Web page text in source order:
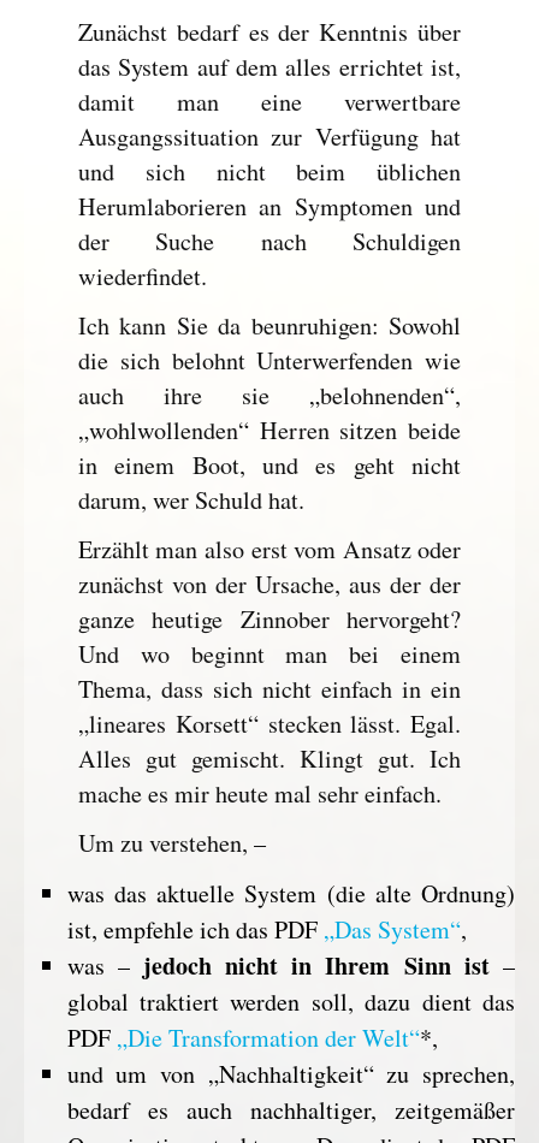
Zunächst bedarf es der Kenntnis über
das System auf dem alles errichtet ist,
damit man eine verwertbare
Ausgangssituation zur Verfügung hat
und sich nicht beim üblichen
Herumlaborieren an Symptomen und
der Suche nach Schuldigen
wiederfindet.
Ich kann Sie da beunruhigen: Sowohl
die sich belohnt Unterwerfenden wie
auch ihre sie „belohnenden“,
„wohlwollenden“ Herren sitzen beide
in einem Boot, und es geht nicht
darum, wer Schuld hat.
Erzählt man also erst vom Ansatz oder
zunächst von der Ursache, aus der der
ganze heutige Zinnober hervorgeht?
Und wo beginnt man bei einem
Thema, dass sich nicht einfach in ein
„lineares Korsett“ stecken lässt. Egal.
Alles gut gemischt. Klingt gut. Ich
mache es mir heute mal sehr einfach.
Um zu verstehen, –
was das aktuelle System (die alte Ordnung)
ist, empfehle ich das PDF „Das System“,
was – jedoch nicht in Ihrem Sinn ist–
global traktiert werden soll, dazu dient das
PDF „Die Transformation der Welt“*,
und um von „Nachhaltigkeit“ zu sprechen,
bedarf es auch nachhaltiger, zeitgemäßer